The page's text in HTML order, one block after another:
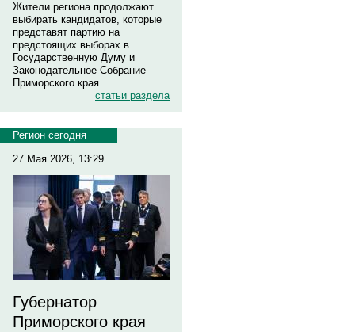
Жители региона продолжают
выбирать кандидатов, которые
представят партию на
предстоящих выборах в
Государственную Думу и
Законодательное Собрание
Приморского края.
статьи раздела
Регион сегодня
27 Мая 2026, 13:29
Губернатор
Приморского края